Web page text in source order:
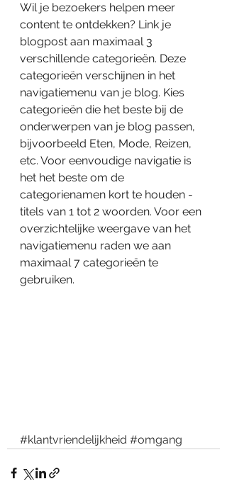
Wil je bezoekers helpen meer
content te ontdekken? Link je
blogpost aan maximaal 3
verschillende categorieën. Deze
categorieën verschijnen in het
navigatiemenu van je blog. Kies
categorieën die het beste bij de
onderwerpen van je blog passen,
bijvoorbeeld Eten, Mode, Reizen,
etc. Voor eenvoudige navigatie is
het het beste om de
categorienamen kort te houden -
titels van 1 tot 2 woorden. Voor een
overzichtelijke weergave van het
navigatiemenu raden we aan
maximaal 7 categorieën te
gebruiken.
#klantvriendelijkheid #omgang